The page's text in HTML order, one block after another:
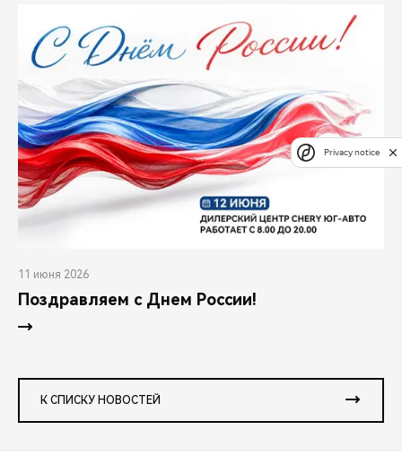
11 июня 2026
Поздравляем с Днем России!
К СПИСКУ НОВОСТЕЙ
Privacy notice